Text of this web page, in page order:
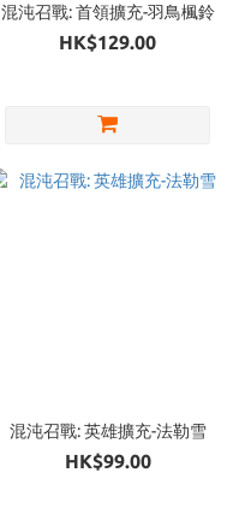
混沌召戰: 首領擴充-羽鳥楓鈴
HK$129.00
混沌召戰: 英雄擴充-法勒雪
HK$99.00